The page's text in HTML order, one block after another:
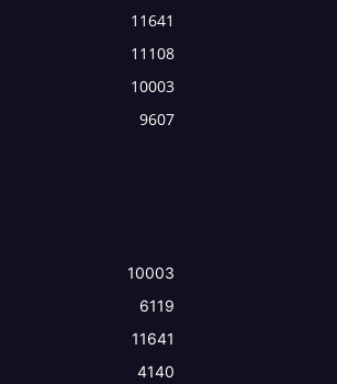
11641
11108
10003
9607
10003
6119
11641
4140